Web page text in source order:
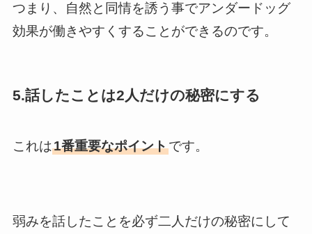
つまり、自然と同情を誘う事でアンダードッグ
効果が働きやすくすることができるのです。
5.話したことは2人だけの秘密にする
これは1番重要なポイントです。
弱みを話したことを必ず二人だけの秘密にして